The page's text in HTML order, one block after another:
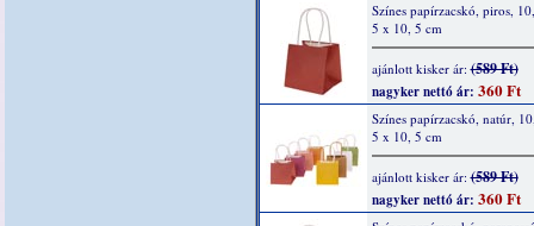
Színes papírzacskó, piros,
5 x 10, 5 cm
ajánlott kisker ár:(589 Ft)
nagyker nettó ár: 360 Ft
Színes papírzacskó, natúr,
5 x 10, 5 cm
ajánlott kisker ár:(589 Ft)
nagyker nettó ár: 360 Ft